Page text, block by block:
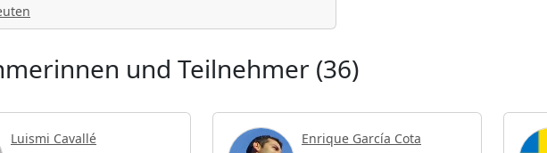
und Teilnehmer (36)
Luismi Cavallé
Enrique García Cota